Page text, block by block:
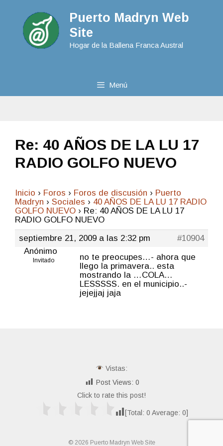
Puerto Madryn Web
Site
Hogar de la Ballena Franca Austral
Menú
Re: 40 AÑOS DE LA LU 17
RADIO GOLFO NUEVO
Inicio › Foros › Foros de discusión › Puerto
Madryn › Sociales › 40 AÑOS DE LA LU 17 RADIO
GOLFO NUEVO › Re: 40 AÑOS DE LA LU 17
RADIO GOLFO NUEVO
septiembre 21, 2009 a las 2:32 pm
#10904
Anónimo
Invitado
no te preocupes…- ahora que
llego la primavera.. esta
mostrando la …COLA…
LESSSSS. en el municipio..-
jejejjaj jaja
Vistas:
Post Views: 0
Click to rate this post!
[Total: 0 Average: 0]
© 2026 Puerto Madryn Web Site